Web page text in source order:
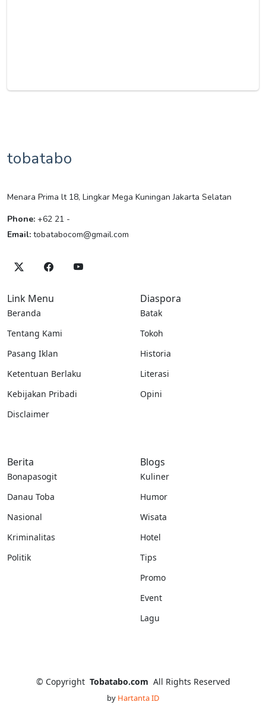
tobatabo
Menara Prima lt 18, Lingkar Mega Kuningan Jakarta Selatan
Phone: +62 21 -
Email: tobatabocom@gmail.com
Link Menu
Beranda
Tentang Kami
Pasang Iklan
Ketentuan Berlaku
Kebijakan Pribadi
Disclaimer
Diaspora
Batak
Tokoh
Historia
Literasi
Opini
Berita
Bonapasogit
Danau Toba
Nasional
Kriminalitas
Politik
Blogs
Kuliner
Humor
Wisata
Hotel
Tips
Promo
Event
Lagu
© Copyright Tobatabo.com All Rights Reserved
by Hartanta ID